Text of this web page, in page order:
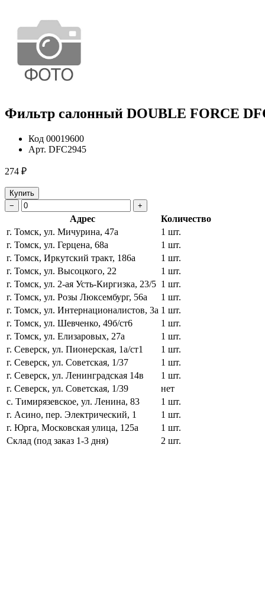
Фильтр салонный DOUBLE FORCE
Код 00019600
Арт. DFC2945
274 ₽
Купить
−
+
Адрес
Количество
г. Томск, ул. Мичурина, 47а
1 шт.
г. Томск, ул. Герцена, 68а
1 шт.
г. Томск, Иркутский тракт, 186а
1 шт.
г. Томск, ул. Высоцкого, 22
1 шт.
г. Томск, ул. 2-ая Усть-Киргизка, 23/5 1 шт.
г. Томск, ул. Розы Люксембург, 56а
1 шт.
г. Томск, ул. Интернационалистов, 3а 1 шт.
г. Томск, ул. Шевченко, 49б/ст6
1 шт.
г. Томск, ул. Елизаровых, 27а
1 шт.
г. Северск, ул. Пионерская, 1а/ст1
1 шт.
г. Северск, ул. Советская, 1/37
1 шт.
г. Северск, ул. Ленинградская 14в
1 шт.
г. Северск, ул. Советская, 1/39
нет
с. Тимирязевское, ул. Ленина, 83
1 шт.
г. Асино, пер. Электрический, 1
1 шт.
г. Юрга, Московская улица, 125а
1 шт.
Склад (под заказ 1-3 дня)
2 шт.